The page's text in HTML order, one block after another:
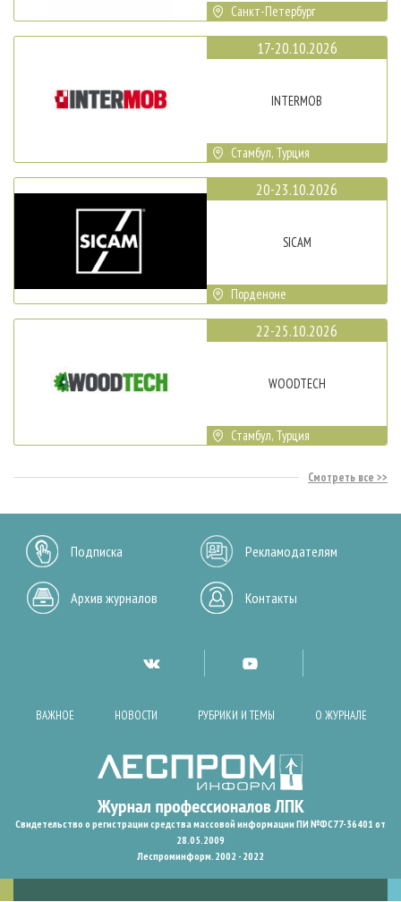
Санкт-Петербург
17-20.10.2026
INTERMOB
Стамбул, Турция
20-23.10.2026
SICAM
Порденоне
22-25.10.2026
WOODTECH
Стамбул, Турция
Смотреть все
Подписка Рекламодателям
Архив журналов Контакты
ВАЖНОЕ НОВОСТИ РУБРИКИ И ТЕМЫ О ЖУРНАЛЕ
Свидетельство о регистрации средства массовой информации ПИ №ФС77-36401 от
28.05.2009
Леспроминформ. 2002 - 2022